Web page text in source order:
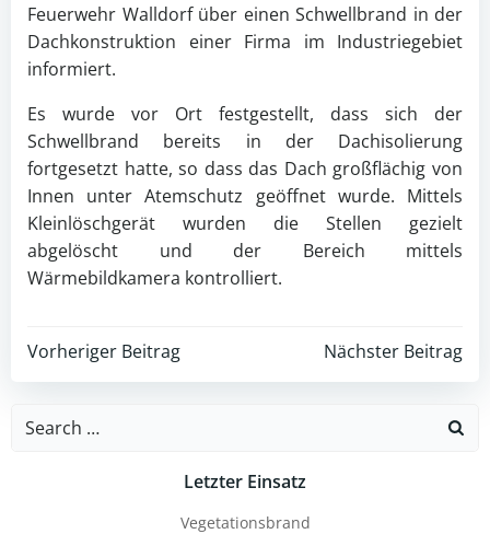
Feuerwehr Walldorf über einen Schwellbrand in der
Dachkonstruktion einer Firma im Industriegebiet
informiert.
Es wurde vor Ort festgestellt, dass sich der
Schwellbrand bereits in der Dachisolierung
fortgesetzt hatte, so dass das Dach großflächig von
Innen unter Atemschutz geöffnet wurde. Mittels
Kleinlöschgerät wurden die Stellen gezielt
abgelöscht und der Bereich mittels
Wärmebildkamera kontrolliert.
Post
navigation
Vorheriger Beitrag
Post
navigation
Nächster Beitrag
Search
Letzter Einsatz
Vegetationsbrand